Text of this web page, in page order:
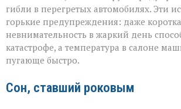
гибли в перегретых автомобилях. Эти
горькие предупреждения: даже
невнимательность в жаркий день
катастрофе, а температура в салоне
пугающе быстро.
Сон, ставший роковым